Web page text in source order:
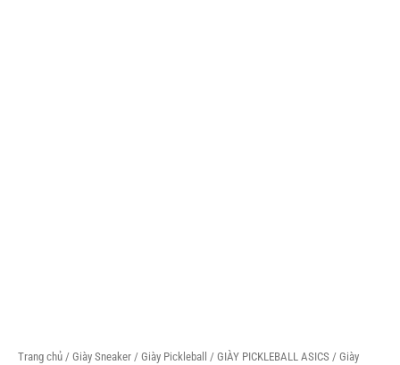
Trang chủ / Giày Sneaker / Giày Pickleball / GIÀY PICKLEBALL ASICS / Giày